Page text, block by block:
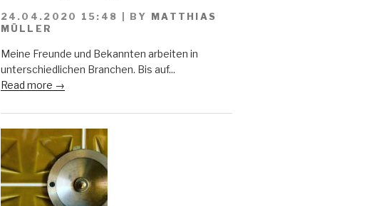
24.04.2020 15:48 BY
MATTHIAS
MÜLLER
Meine Freunde und Bekannten arbeiten in
unterschiedlichen Branchen. Bis auf...
Read more →